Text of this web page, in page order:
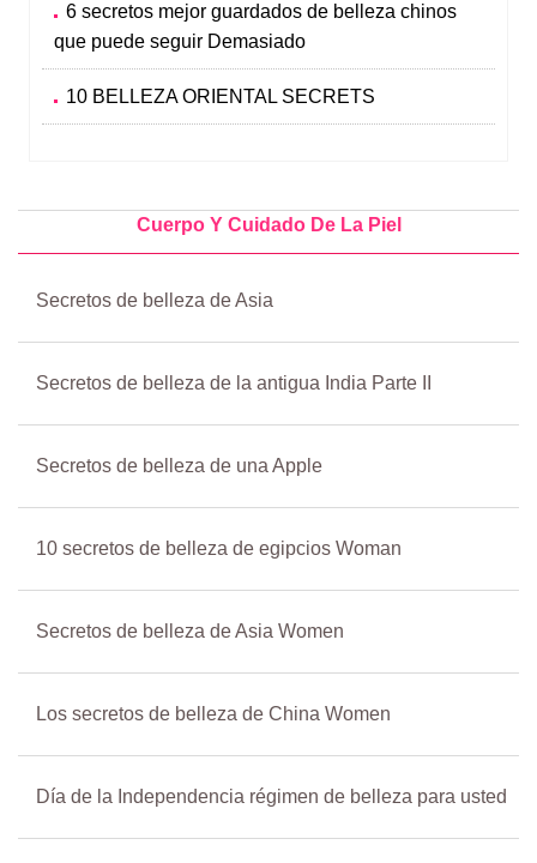
6 secretos mejor guardados de belleza chinos
que puede seguir Demasiado
10 BELLEZA ORIENTAL SECRETS
Cuerpo Y Cuidado De La Piel
Secretos de belleza de Asia
Secretos de belleza de la antigua India Parte II
Secretos de belleza de una Apple
10 secretos de belleza de egipcios Woman
Secretos de belleza de Asia Women
Los secretos de belleza de China Women
Día de la Independencia régimen de belleza para usted